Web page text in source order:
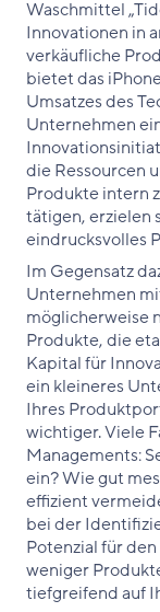
Waschmittel
Innovationen in
verkäufliche
bietet das
Umsatzes des
Unternehmen
die Ressourcen
Produkte intern
tätigen, erzielen
eindrucksvolles
Im Gegensatz
Unternehmen
möglicherweise
Produkte, die
Kapital für
ein kleineres
Ihres
wichtiger. Viele
Managements:
ein? Wie gut
effizient
bei der
Potenzial für
weniger
tiefgreifend auf